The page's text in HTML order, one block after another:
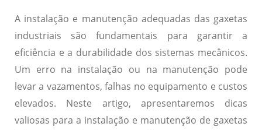
A instalação e manutenção adequadas das gaxetas
industriais são fundamentais para garantir a
eficiência e a durabilidade dos sistemas mecânicos.
Um erro na instalação ou na manutenção pode
levar a vazamentos, falhas no equipamento e custos
elevados. Neste artigo, apresentaremos dicas
valiosas para a instalação e manutenção de gaxetas